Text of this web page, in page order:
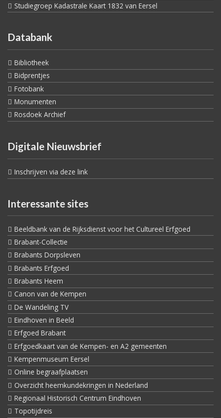
Studiegroep Kadastrale Kaart 1832 van Eersel
Databank
Bibliotheek
Bidprentjes
Fotobank
Monumenten
Rosdoek Archief
Digitale Nieuwsbrief
Inschrijven via deze link
Interessante sites
Beeldbank van de Rijksdienst voor het Cultureel Erfgoed
Brabant-Collectie
Brabants Dorpsleven
Brabants Erfgoed
Brabants Heem
Canon van de Kempen
De Wandeling TV
Eindhoven in Beeld
Erfgoed Brabant
Erfgoedkaart van de Kempen- en A2 gemeenten
Kempenmuseum Eersel
Online begraafplaatsen
Overzicht heemkundekringen in Nederland
Regionaal Historisch Centrum Eindhoven
Topotijdreis